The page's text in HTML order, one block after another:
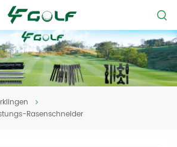
Rasenschneider